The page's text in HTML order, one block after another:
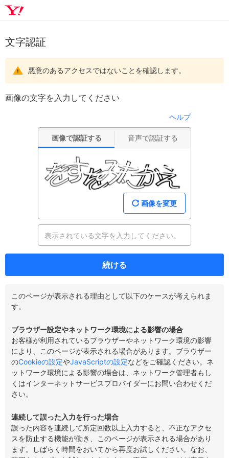
文字認証
悪意のあるアクセスではないことを確認します。
画像の文字を入力してください
ヘルプ
画像で認証する 音声で認証する
画像を変更
続ける
このページが表示される理由として以下のケースが考えられま
す。
ブラウザー設定やネットワーク環境による影響の場合
お客様が利用されているブラウザーやネットワーク環境の影響
により、このページが表示される場合があります。ブラウザー
のCookieの設定やJavaScriptの設定などをご確認ください。ネ
ットワーク環境による影響の場合は、ネットワーク管理者もし
くはインターネットサービスプロバイダーにお問い合わせくだ
さい。
連続して誤った入力を行った場合
誤った内容を連続して所定回数以上入力すると、不正なアクセ
スを防止する機能が働き、このページが表示される場合があり
ます。しばらく時間をおいてから再度お試しください。なお、